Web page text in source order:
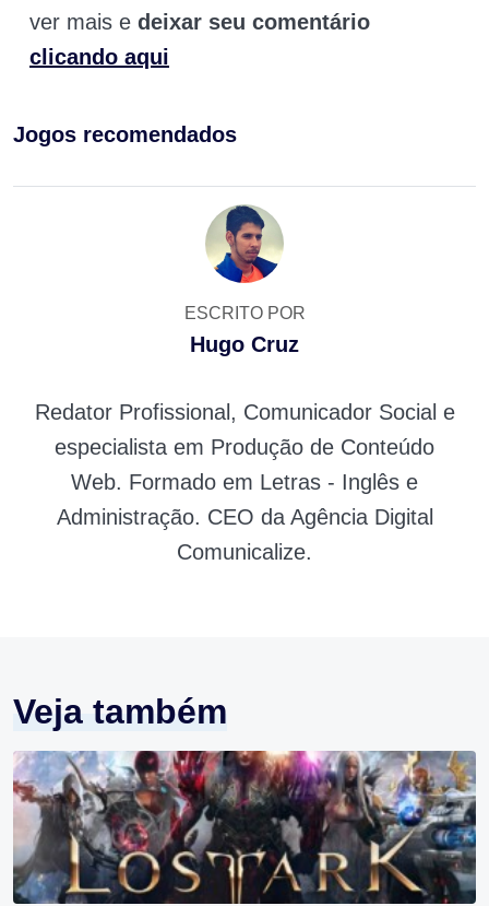
ver mais e deixar seu comentário
clicando aqui
Jogos recomendados
ESCRITO POR
Hugo Cruz
Redator Profissional, Comunicador Social e
especialista em Produção de Conteúdo
Web. Formado em Letras - Inglês e
Administração. CEO da Agência Digital
Comunicalize.
Veja também